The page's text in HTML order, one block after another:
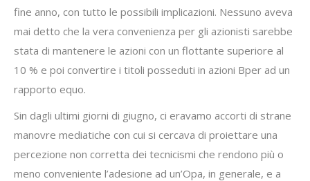
fine anno, con tutto le possibili implicazioni. Nessuno aveva
mai detto che la vera convenienza per gli azionisti sarebbe
stata di mantenere le azioni con un flottante superiore al
10 % e poi convertire i titoli posseduti in azioni Bper ad un
rapporto equo.
Sin dagli ultimi giorni di giugno, ci eravamo accorti di strane
manovre mediatiche con cui si cercava di proiettare una
percezione non corretta dei tecnicismi che rendono più o
meno conveniente l’adesione ad un’Opa, in generale, e a